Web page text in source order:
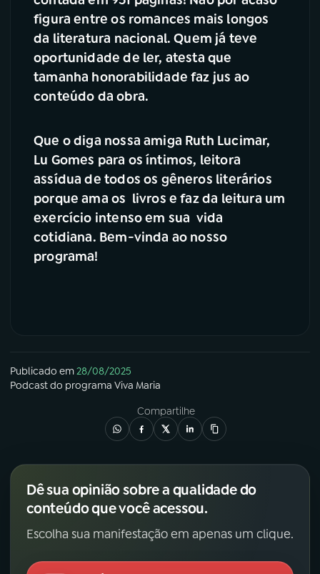
figura entre os romances mais longos
da literatura nacional. Quem já teve
oportunidade de ler, atesta que
tamanha honorabilidade faz jus ao
conteúdo da obra.
Que o diga nossa amiga Ruth Lucimar,
Lu Gomes para os íntimos, leitora
assídua de todos os gêneros literários
porque ama os livros e faz da leitura um
exercício intenso em sua vida
cotidiana. Bem-vinda ao nosso
programa!
Publicado em28/08/2025
Podcastdo programa Viva Maria
Compartilhe
Dê sua opinião sobre a qualidade do
conteúdo que você acessou.
Escolha sua manifestação em apenas um clique.